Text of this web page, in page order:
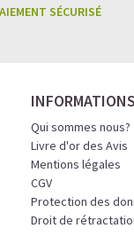
SÉCURISÉ
INFORMATIONS
Qui sommes nous?
Livre d'or des Avis
Mentions légales
CGV
Protection des
Droit de